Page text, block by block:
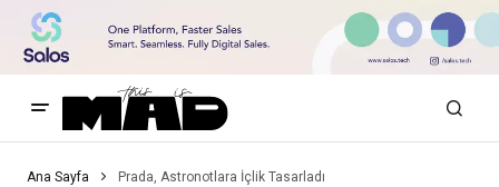
Ana Sayfa Prada, Astronotlara İçlik Tasarladı